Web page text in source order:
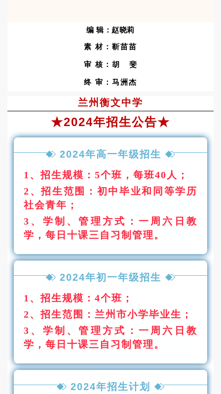
编 辑：赵晓莉
素 材：靳苗苗
审 核：胡 斐
终 审：马洲杰
兰州衡文中学
★2024年招生公告★
2024年高一年级招生
1、招生规模：5个班，每班40人；
2、招生范围： 初中毕业和同等学历
社会青年；
3 、学制、管理方式： 一周六日教
学，每日十课三自习制管理。
2024年初一年级招生
1、招生规模：4个班；
2、招生范围：兰州市小学毕业生；
3 、学制、管理方式：一周六日教
学，每日十课三自习制管理。
2024年招生计划